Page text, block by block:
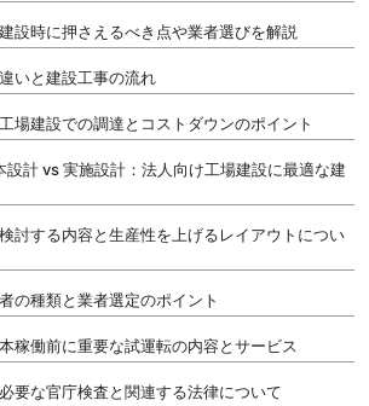
設時に押さえるべき点や業者選びを解説
いと建設工事の流れ
場建設での調達とコストダウンのポイント
設計 vs 実施設計：法人向け工場建設に最適な建
討する内容と生産性を上げるレイアウトについ
の種類と業者選定のポイント
稼働前に重要な試運転の内容とサービス
要な官庁検査と関連する法律について